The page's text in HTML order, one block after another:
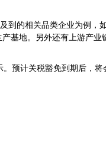
的相关品类企业为例，
基地。另外还有上游产业
预计关税豁免到期后，将